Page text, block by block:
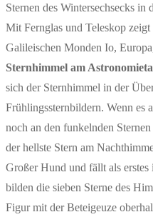
Sternen des Wintersechsecks
Mit Fernglas und Teleskop
Galileischen Monden Io,
Sternhimmel am
sich der Sternhimmel in der
Frühlingssternbildern. Wenn es
noch an den funkelnden
der hellste Stern am
Großer Hund und fällt als
bilden die sieben Sterne des
Figur mit der Beteigeuze